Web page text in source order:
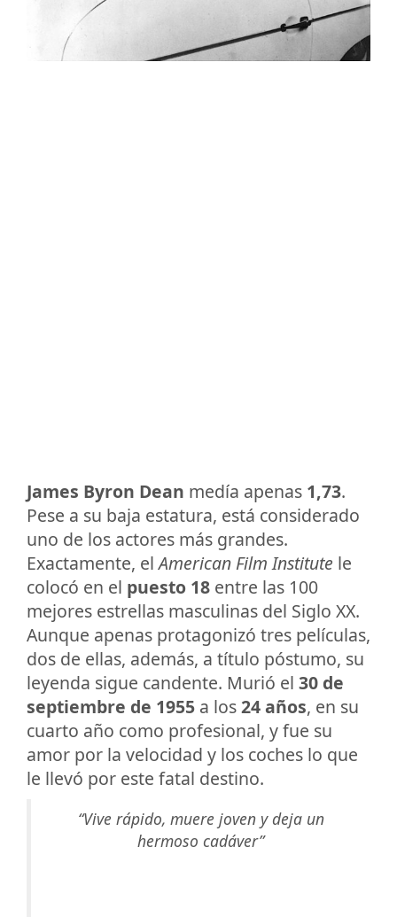
James Byron Dean medía apenas 1,73.
Pese a su baja estatura, está considerado
uno de los actores más grandes.
Exactamente, elAmerican Film Institute le
colocó en el puesto 18 entre las 100
mejores estrellas masculinas del Siglo XX.
Aunque apenas protagonizó tres películas,
dos de ellas, además, a título póstumo, su
leyenda sigue candente. Murió el 30 de
septiembre de 1955 a los24 años, en su
cuarto año como profesional, y fue su
amor por la velocidad y los coches lo que
le llevó por este fatal destino.
“Vive rápido, muere joven y deja un
hermoso cadáver”